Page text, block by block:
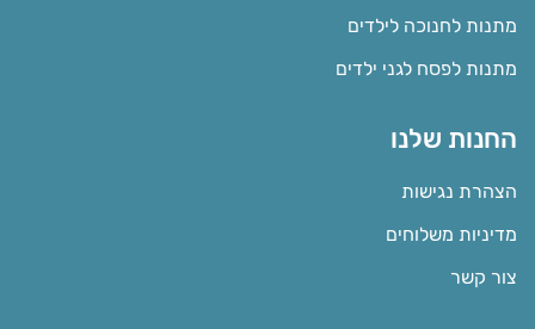
מתנות לחנוכה לילדים
מתנות לפסח לגני ילדים
החנות שלנו
הצהרת נגישות
מדיניות משלוחים
צור קשר